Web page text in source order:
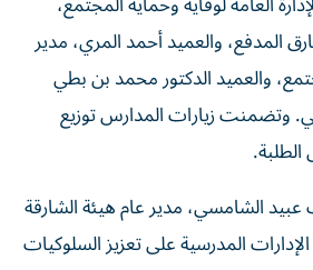
المدفع، والعميد أحمد المري، مدير
والعميد الدكتور محمد بن بطي
وتضمنت زيارات المدارس توزيع
الطلبة.
الشامسي، مدير عام هيئة الشارقة
المدرسية على تعزيز السلوكيات